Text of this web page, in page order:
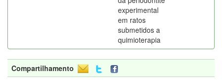
experimental
em ratos
submetidos a
quimioterapia
Compartilhamento